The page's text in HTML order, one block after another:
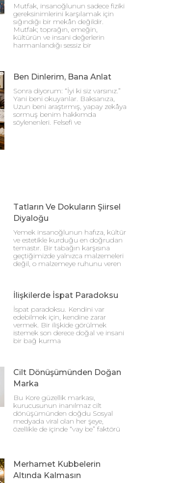
Mutfak, insanoğlunun sadece fiziki
gereksinimlerini karşılamak için
sığındığı bir mekân değildir.
Mutfak; toprağın, emeğin,
kültürün ve insani değerlerin
harmanlandığı sessiz bir
Ben Dinlerim, Bana Anlat
Sonra diyorum: “İyi ki siz varsınız.”
Yani beni okuyanlar. Baksanıza,
Uzun beni araştırmış, yapay zekâya
sormuş benim hakkımda
söylenenleri. Felsefi ve
Tatların Ve Dokuların Şiirsel
Diyaloğu
Yemek insanoğlunun hafıza, kültür
ve estetikle kurduğu en doğrudan
temastır. Bir tabağın karşısına
geçtiğimizde yalnızca malzemeleri
değil, o malzemeye ruhunu veren
İlişkilerde İspat Paradoksu
İspat paradoksu. Kendini var
edebilmek için, kendine zarar
vermek. Bir ilişkide görülmek
istemek son derece doğal ve insani
bir bağ kurma
Cilt Dönüşümünden Doğan
Marka
Bu Kore güzellik markası,
kurucusunun inanılmaz cilt
dönüşümünden doğdu Sosyal
medyada viral olan her şeye,
özellikle de içinde “vay be” faktörü
Merhamet Kubbelerin
Altında Kalmasın